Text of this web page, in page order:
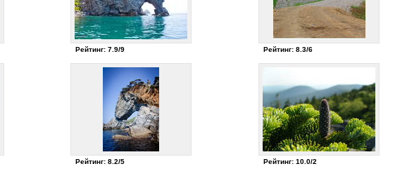
Рейтинг: 7.9/9 Рейтинг: 8.3/6
Рейтинг: 8.2/5 Рейтинг: 10.0/2